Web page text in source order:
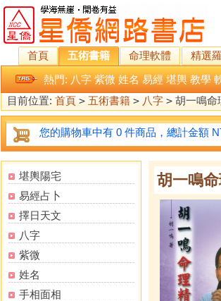
首頁 五術書籍 命理軟體 精選
熱門: 八字 紫微 姓名 易經 堪輿 教學
目前位置: 首頁 > 五術書籍 > 八字 > 胡一鳴命
您的購物車中有 0 件商品，總計金額
堪輿陽宅
易經占卜
擇日天文
八字
紫微
姓名
手相面相
胡一鳴命